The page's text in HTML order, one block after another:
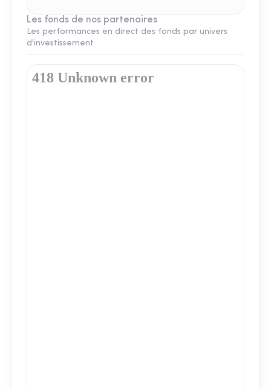
Les fonds de nos partenaires
Les performances en direct des fonds par univers
d'investissement